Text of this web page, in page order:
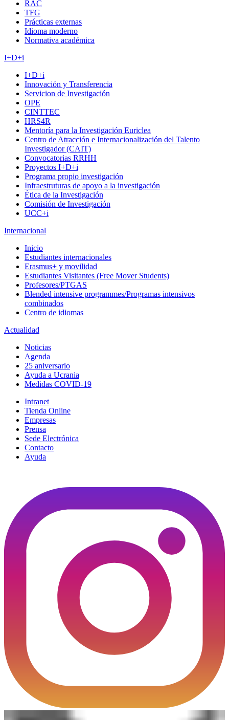
RAC
TFG
Prácticas externas
Idioma moderno
Normativa académica
I+D+i
I+D+i
Innovación y Transferencia
Servicion de Investigación
OPE
CINTTEC
HRS4R
Mentoría para la Investigación Euriclea
Centro de Atracción e Internacionalización del Talento
Investigador (CAIT)
Convocatorias RRHH
Proyectos I+D+i
Programa propio investigación
Infraestruturas de apoyo a la investigación
Ética de la Investigación
Comisión de Investigación
UCC+i
Internacional
Inicio
Estudiantes internacionales
Erasmus+ y movilidad
Estudiantes Visitantes (Free Mover Students)
Profesores/PTGAS
Blended intensive programmes/Programas intensivos
combinados
Centro de idiomas
Actualidad
Noticias
Agenda
25 aniversario
Ayuda a Ucrania
Medidas COVID-19
Intranet
Tienda Online
Empresas
Prensa
Sede Electrónica
Contacto
Ayuda